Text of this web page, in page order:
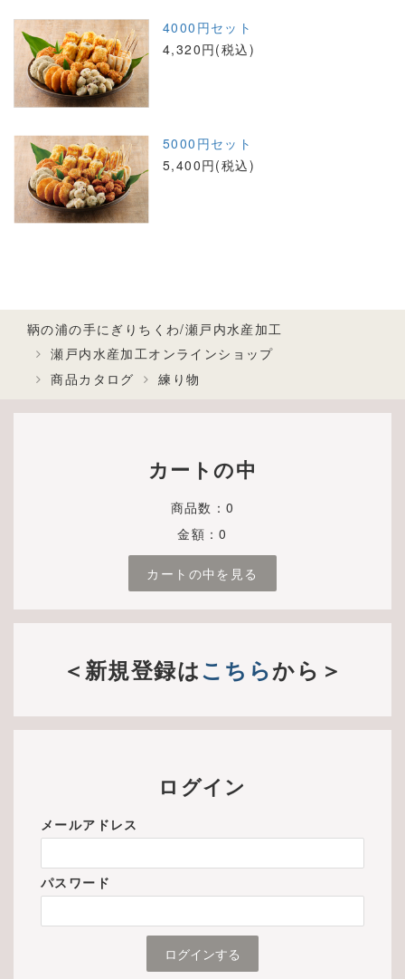
4000円セット
4,320円(税込)
5000円セット
5,400円(税込)
鞆の浦の手にぎりちくわ/瀬戸内水産加工
瀬戸内水産加工オンラインショップ
商品カタログ
練り物
カートの中
商品数：0
金額：0
カートの中を見る
＜新規登録はこちらから＞
ログイン
メールアドレス
パスワード